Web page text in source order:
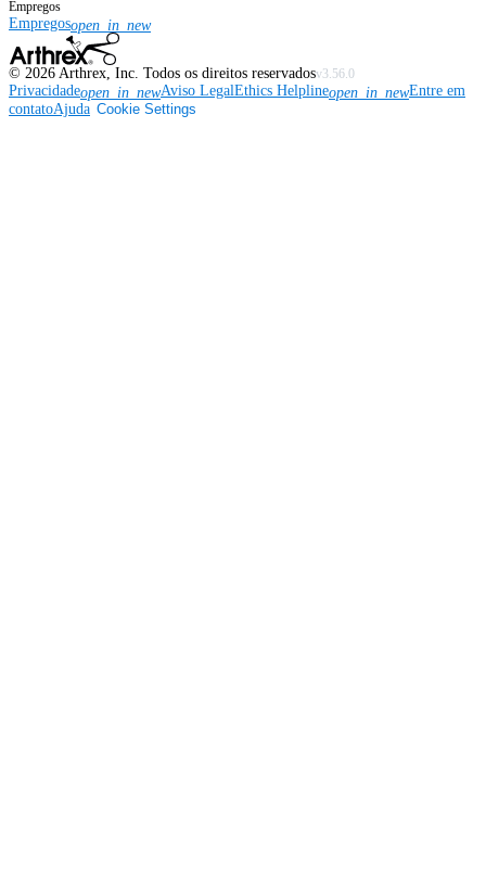
Empregos
Empregosopen_in_new
© 2026 Arthrex, Inc. Todos os direitos reservadosv3.56.0
Privacidadeopen_in_newAviso LegalEthics Helplineopen_in_newEntre em
contatoAjuda Cookie Settings